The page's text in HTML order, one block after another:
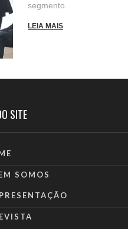
segmento.
LEIA MAIS
SITE
SOMOS